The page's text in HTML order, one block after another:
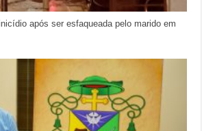
após ser esfaqueada pelo marido em